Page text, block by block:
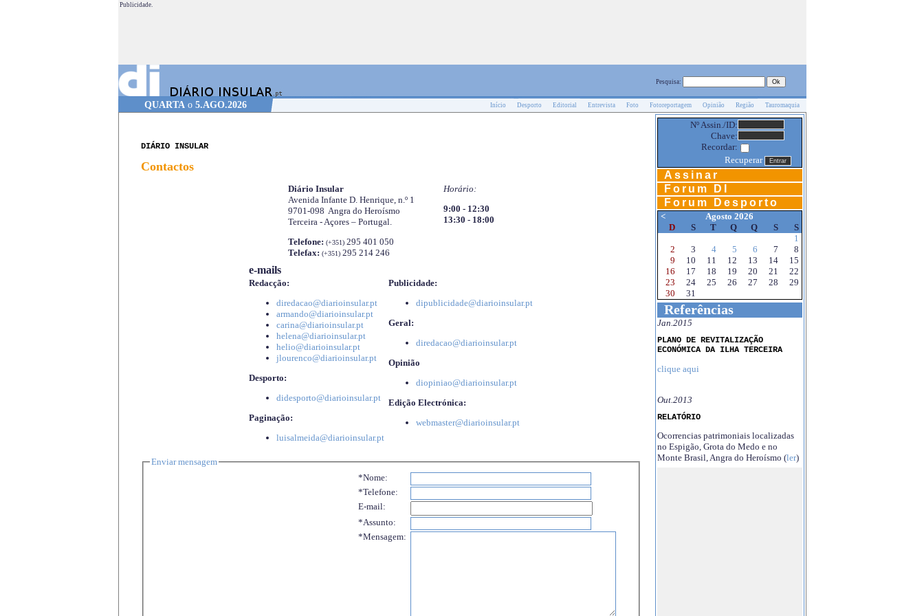
Publicidade.
Pesquisa:
QUARTAo 5.AGO.2026 Início Desporto Editorial Entrevista Foto Fotoreportagem Opinião Região Tauromaquia
DIÁRIO INSULAR
Contactos
Diário Insular
Avenida Infante D. Henrique, n.º 1
9701-098 Angra do Heroísmo
Terceira - Açores – Portugal.
Telefone: (+351)295 401 050
Telefax: (+351)295 214 246
Horário:
9:00 - 12:30
13:30 - 18:00
e-mails
Redacção:
diredacao@diarioinsular.pt
armando@diarioinsular.pt
carina@diarioinsular.pt
helena@diarioinsular.pt
helio@diarioinsular.pt
jlourenco@diarioinsular.pt
Desporto:
didesporto@diarioinsular.pt
Paginação:
luisalmeida@diarioinsular.pt
Publicidade:
dipublicidade@diarioinsular.pt
Geral:
diredacao@diarioinsular.pt
Opinião
diopiniao@diarioinsular.pt
Edição Electrónica:
webmaster@diarioinsular.pt
Enviar mensagem
*Nome:
*Telefone:
E-mail:
*Assunto:
*Mensagem:
Nº Assin./ID:
Chave:
Recordar:
Recuperar
Assinar
Forum DI
Forum Desporto
<
Agosto 2026
D
S T Q Q S
S
1
2
3 4 5 6 7
8
9
10 11 12 13 14
15
16
17 18 19 20 21
22
23
24 25 26 27 28
29
30
31
Referências
Jan.2015
PLANO DE REVITALIZAÇÃO
ECONÓMICA DA ILHA TERCEIRA
clique aqui
Out.2013
RELATÓRIO
Ocorrencias patrimoniais localizadas
no Espigão, Grota do Medo e no
Monte Brasil, Angra do Heroísmo (ler)